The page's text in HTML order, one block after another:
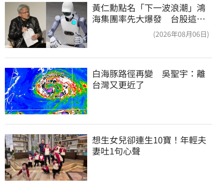
黃仁勳點名「下一波浪潮」鴻
海集團率先大爆發 台股這族
(2026年08月06日)
白海豚路徑再變　吳聖宇：離
台灣又更近了
想生女兒卻連生10寶！年輕夫
妻吐1句心聲